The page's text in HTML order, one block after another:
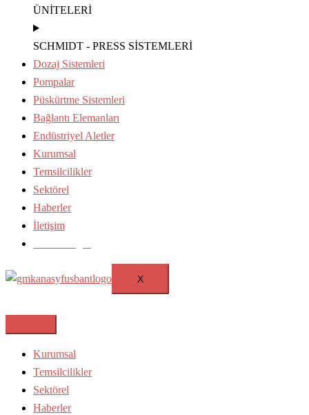
ÜNİTELERİ
SCHMIDT - PRESS SİSTEMLERİ
Dozaj Sistemleri
Pompalar
Püskürtme Sistemleri
Bağlantı Elemanları
Endüstriyel Aletler
Kurumsal
Temsilcilikler
Sektörel
Haberler
İletişim
X
Kurumsal
Temsilcilikler
Sektörel
Haberler